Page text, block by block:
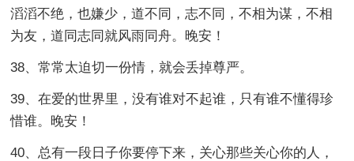
滔滔不绝，也嫌少，道不同，志不同，不相为谋，不相
为友，道同志同就风雨同舟。晚安！
38、常常太迫切一份情，就会丢掉尊严。
39、在爱的世界里，没有谁对不起谁，只有谁不懂得珍
惜谁。晚安！
40、总有一段日子你要停下来，关心那些关心你的人，